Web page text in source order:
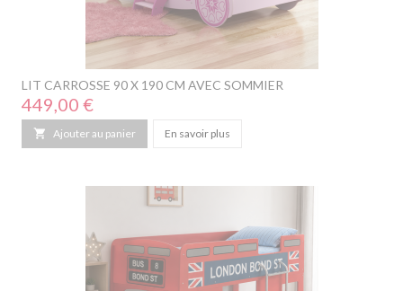
LIT CARROSSE 90 X 190 CM AVEC SOMMIER
Prix
449,00 €
 Ajouter au panier En savoir plus